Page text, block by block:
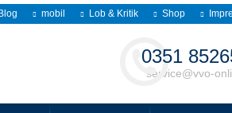
Blog mobil Lob & Kritik Shop
Kontakt
0351
service@vvo-